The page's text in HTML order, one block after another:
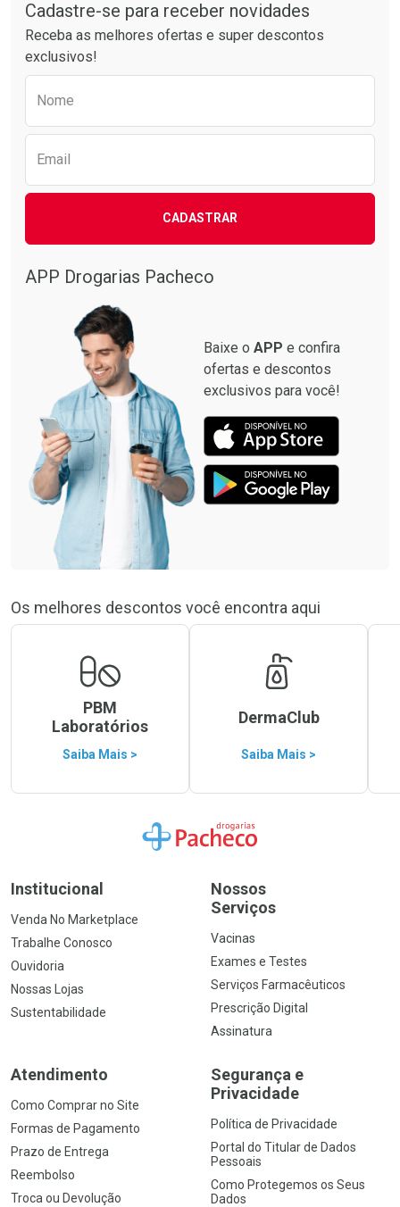
Por R$ 55,19/cada
Por R$ 28,79/cada
Cadastre-se para receber novidades
Receba as melhores ofertas e super descontos
exclusivos!
Nome
Email
CADASTRAR
APP Drogarias Pacheco
Baixe o APP e confira
ofertas e descontos
exclusivos para você!
Os melhores descontos você encontra aqui
PBM
Laboratórios
Saiba Mais >
DermaClub
Saiba Mais >
Ir para a Home
Institucional
Venda No Marketplace
Trabalhe Conosco
Ouvidoria
Nossas Lojas
Sustentabilidade
Nossos
Serviços
Vacinas
Exames e Testes
Serviços Farmacêuticos
Prescrição Digital
Assinatura
Atendimento
Como Comprar no Site
Formas de Pagamento
Prazo de Entrega
Reembolso
Troca ou Devolução
Segurança e
Privacidade
Política de Privacidade
Portal do Titular de Dados
Pessoais
Como Protegemos os Seus
Dados